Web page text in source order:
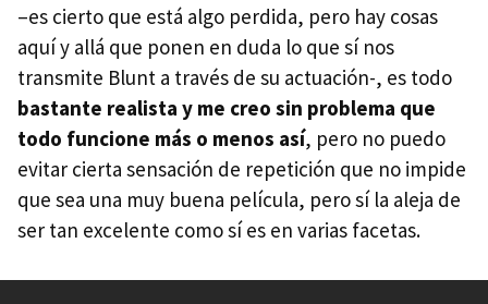
–es cierto que está algo perdida, pero hay cosas
aquí y allá que ponen en duda lo que sí nos
transmite Blunt a través de su actuación-, es todo
bastante realista y me creo sin problema que
todo funcione más o menos así, pero no puedo
evitar cierta sensación de repetición que no impide
que sea una muy buena película, pero sí la aleja de
ser tan excelente como sí es en varias facetas.